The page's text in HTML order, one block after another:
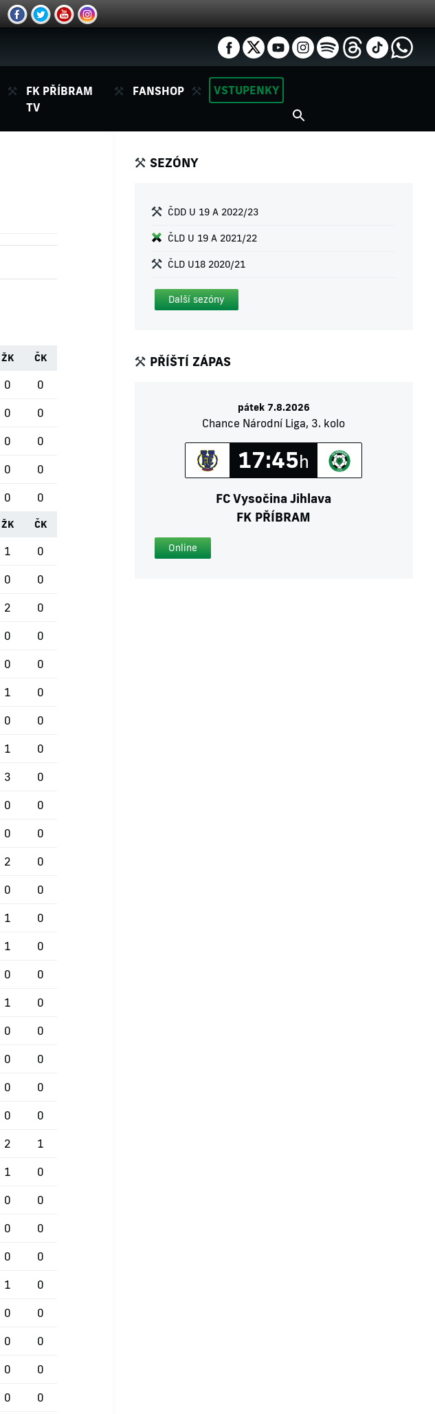
FK PŘÍBRAM
TV
FANSHOP VSTUPENKY
ŽK ČK
0 0
0 0
0 0
0 0
0 0
ŽK ČK
1 0
0 0
2 0
0 0
0 0
1 0
0 0
1 0
3 0
0 0
0 0
2 0
0 0
1 0
1 0
0 0
1 0
0 0
0 0
0 0
0 0
2 1
1 0
0 0
0 0
0 0
1 0
0 0
0 0
0 0
0 0
SEZÓNY
ČDD U 19 A 2022/23
ČLD U 19 A 2021/22
ČLD U18 2020/21
Další sezóny
PŘÍŠTÍ ZÁPAS
pátek 7.8.2026
Chance Národní Liga, 3. kolo
17:45h
FC Vysočina Jihlava
FK PŘÍBRAM
Online